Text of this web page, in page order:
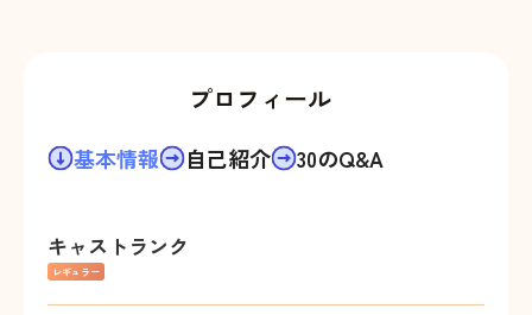
プロフィール
基本情報 自己紹介 30のQ&A
キャストランク
レギュラー